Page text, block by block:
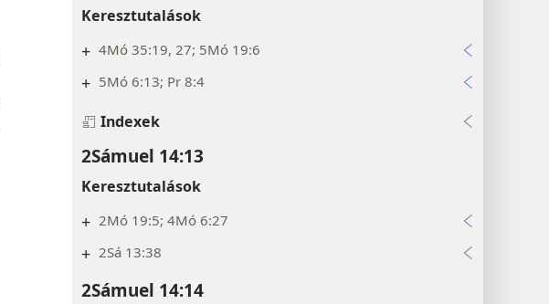
Keresztutalások
+ 4Mó 35:19, 27; 5Mó 19:6
+ 5Mó 6:13; Pr 8:4
Indexek
2Sámuel 14:13
Keresztutalások
+ 2Mó 19:5; 4Mó 6:27
+ 2Sá 13:38
2Sámuel 14:14